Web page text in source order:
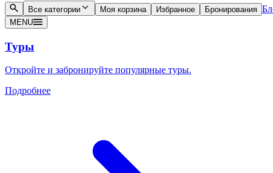
Все категории Моя корзина Избранное Бронирования
MENU
Туры
Откройте и забронируйте популярные туры.
Подробнее